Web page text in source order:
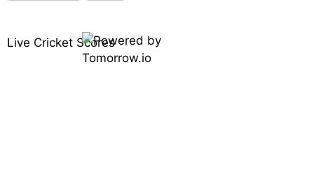
Live Cricket Scores